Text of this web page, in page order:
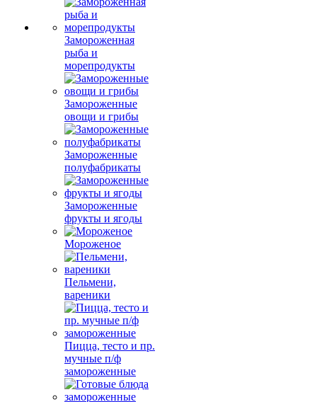
Замороженная
рыба и
морепродукты
Замороженные
овощи и грибы
Замороженные
полуфабрикаты
Замороженные
фрукты и ягоды
Мороженое
Пельмени,
вареники
Пицца, тесто и пр.
мучные п/ф
замороженные